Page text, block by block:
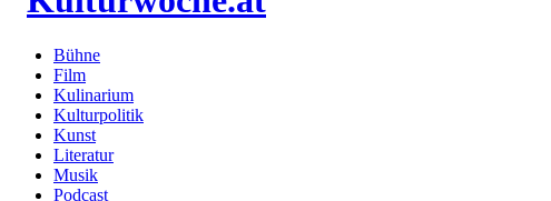
Bühne
Film
Kulinarium
Kulturpolitik
Kunst
Literatur
Musik
Podcast